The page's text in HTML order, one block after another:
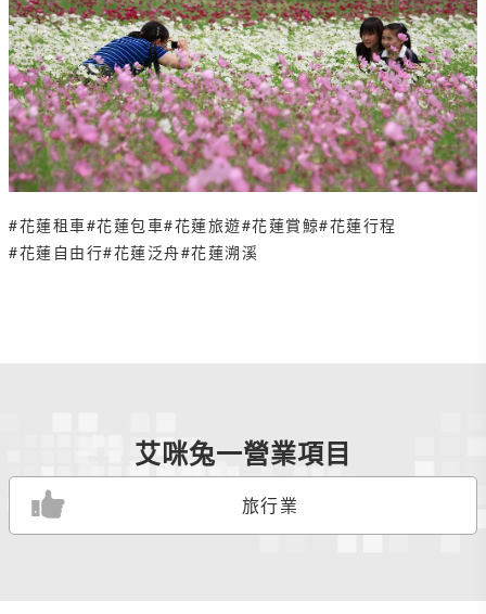
#花蓮租車#花蓮包車#花蓮旅遊#花蓮賞鯨#花蓮行程
#花蓮自由行#花蓮泛舟#花蓮溯溪
艾咪兔一營業項目
旅行業